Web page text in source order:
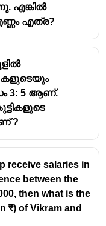
എങ്കിൽ
എത്ര?
കളുടെയും
3: 5 ആണ്.
?
receive salaries in
between the
then what is the
₹) of Vikram and